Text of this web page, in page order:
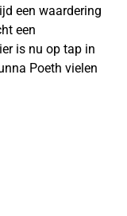
een waardering
een
is nu op tap in
Poeth vielen